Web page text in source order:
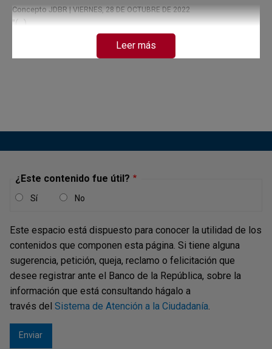
Concepto JDBR |VIERNES, 28 DE OCTUBRE DE 2022
"(...)
Agradecemos sus sugerencias presentadas en las
C22-122520 Q22-7622 Concepto de la
Secretaría de la Junta Directiva
"(...)
mediante la cual presenta una serie de peticiones y
propuestas de diversos temas. Dado que esta
comunicación se ha enviado a diversas entidades del
Gobierno Nacional, procederemos a dar respuesta a los...
C22-126438 Q22-7885 Concepto de la
Secretaría de la Junta Directiva
Leer más
¿Este contenido fue útil?
Sí No
Este espacio está dispuesto para conocer la utilidad de los
contenidos que componen esta página. Si tiene alguna
sugerencia, petición, queja, reclamo o felicitación que
desee registrar ante el Banco de la República, sobre la
información que está consultando hágalo a
través del Sistema de Atención a la Ciudadanía.